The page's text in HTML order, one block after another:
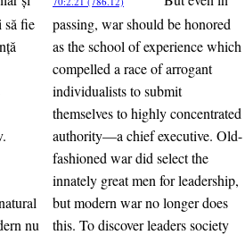
să fie
nu
passing, war should be honored
as the school of experience which
compelled a race of arrogant
individualists to submit
themselves to highly concentrated
authority—a chief executive. Old-
fashioned war did select the
innately great men for leadership,
but modern war no longer does
this. To discover leaders society